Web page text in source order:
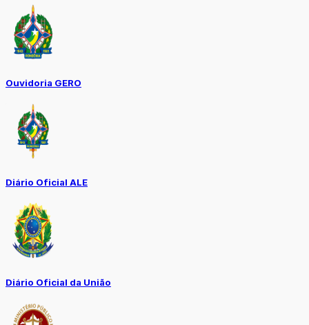
Ouvidoria GERO
Diário Oficial ALE
Diário Oficial da União